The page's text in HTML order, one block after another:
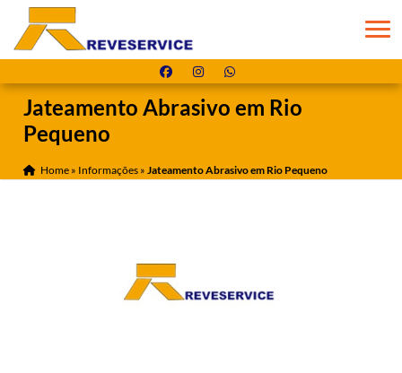
Jateamento Abrasivo em Rio
Pequeno
Home » Informações »Jateamento Abrasivo em Rio Pequeno